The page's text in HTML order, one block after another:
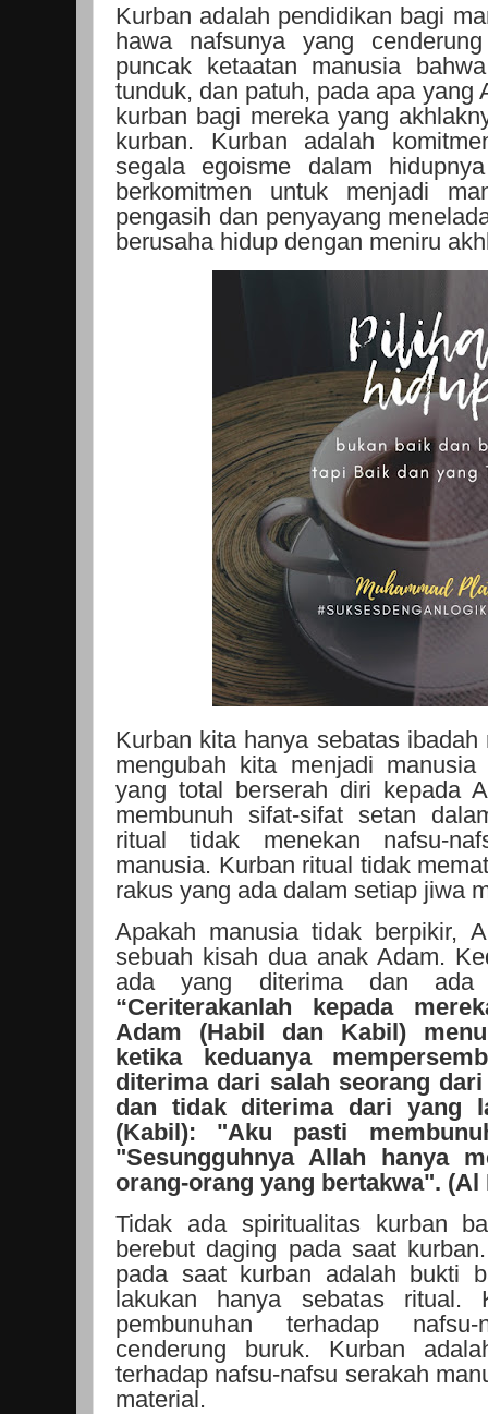
Kurban adalah pendidikan bagi
hawa nafsunya yang
puncak ketaatan manusia
tunduk, dan patuh, pada apa yang
kurban bagi mereka yang
kurban. Kurban adalah
segala egoisme dalam
berkomitmen untuk menjadi
pengasih dan penyayang
berusaha hidup dengan meniru
Kurban kita hanya sebatas
mengubah kita menjadi
yang total berserah diri kepada
membunuh sifat-sifat setan
ritual tidak menekan nafsu-
manusia. Kurban ritual tidak
rakus yang ada dalam setiap jiwa
Apakah manusia tidak berpikir,
sebuah kisah dua anak Adam.
ada yang diterima dan ada
“Ceriterakanlah kepada
Adam (Habil dan Kabil)
ketika keduanya
diterima dari salah seorang
dan tidak diterima dari yang
(Kabil): "Aku pasti
"Sesungguhnya Allah hanya
orang-orang yang bertakwa". (Al
Tidak ada spiritualitas kurban
berebut daging pada saat
pada saat kurban adalah bukti
lakukan hanya sebatas ritual.
pembunuhan terhadap
cenderung buruk. Kurban
terhadap nafsu-nafsu serakah
material.